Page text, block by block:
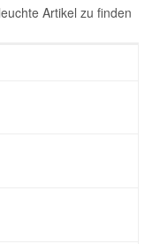
Artikel zu finden